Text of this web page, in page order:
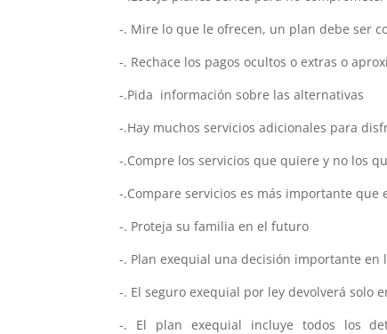
-. Mire lo que le ofrecen, un plan debe ser
-. Rechace los pagos ocultos o extras o
-.Pida información sobre las alternativas
-.Hay muchos servicios adicionales para
-.Compre los servicios que quiere y no los
-.Compare servicios es más importante que
-. Proteja su familia en el futuro
-. Plan exequial una decisión importante en
-. El seguro exequial por ley devolverá solo
-. El plan exequial incluye todos los